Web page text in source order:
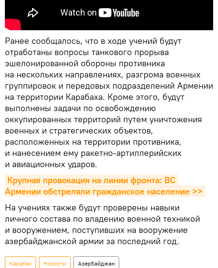
Ранее сообщалось, что в ходе учений будут
отработаны вопросы танкового прорыва
эшелонированной обороны противника
на нескольких направлениях, разгрома военных
группировок и передовых подразделений Армении
на территории Карабаха. Кроме этого, будут
выполнены задачи по освобождению
оккупированных территорий путем уничтожения
военных и стратегических объектов,
расположенных на территории противника,
и нанесением ему ракетно-артиллерийских
и авиационных ударов.
Крупная провокация на линии фронта: ВС
Армении обстреляли гражданское население >>
На учениях также будут проверены навыки
личного состава по владению военной техникой
и вооружением, поступивших на вооружение
азербайджанской армии за последний год.
Карабах Новости Азербайджан